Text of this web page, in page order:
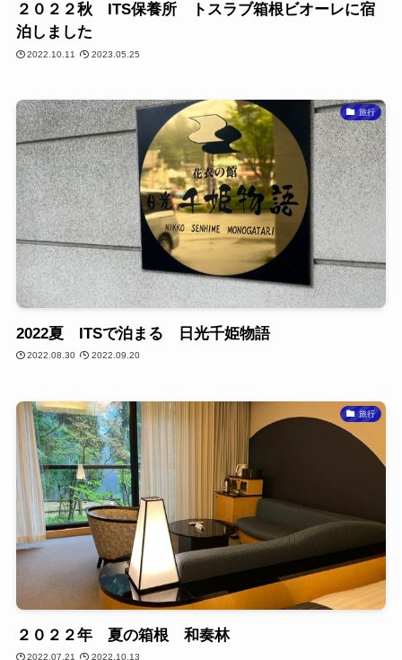
２０２２秋 ITS保養所 トスラブ箱根ビオーレに宿
泊しました
2022.10.11 2023.05.25
旅行
2022夏 ITSで泊まる 日光千姫物語
2022.08.30 2022.09.20
旅行
２０２２年 夏の箱根 和奏林
2022.07.21 2022.10.13